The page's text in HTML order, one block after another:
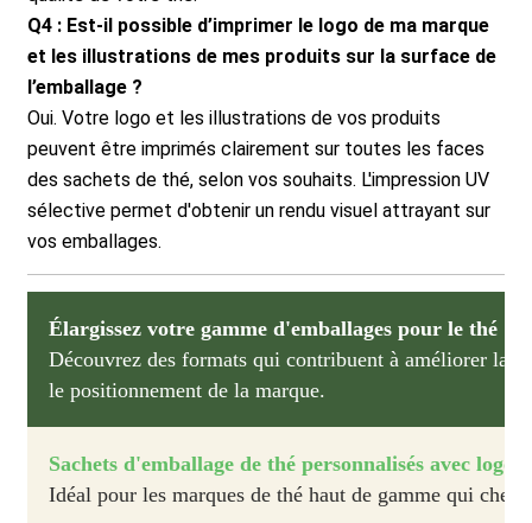
Q4 : Est-il possible d’imprimer le logo de ma marque
et les illustrations de mes produits sur la surface de
l’emballage ?
Oui. Votre logo et les illustrations de vos produits
peuvent être imprimés clairement sur toutes les faces
des sachets de thé, selon vos souhaits. L'impression UV
sélective permet d'obtenir un rendu visuel attrayant sur
vos emballages.
Élargissez votre gamme d'emballages pour le thé
Découvrez des formats qui contribuent à améliorer la
le positionnement de la marque.
Sachets d'emballage de thé personnalisés avec logo
Idéal pour les marques de thé haut de gamme qui